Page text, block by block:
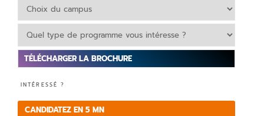
e
ui
INTÉRESSÉ ?
CANDIDATEZ EN 5 MN